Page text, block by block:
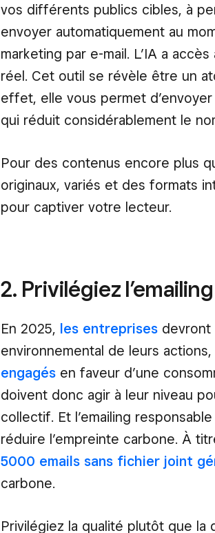
vos différents publics cibles, à
envoyer automatiquement au
marketing par e-mail. L’IA a
réel. Cet outil se révèle être un
effet, elle vous permet
qui réduit considérablement le
Pour des contenus encore plus
originaux, variés et des formats
pour captiver votre lecteur.
2. Privilégiez
En 2025, les entreprises devront
environnemental de leurs actions,
engagés en faveur d’une
doivent donc agir à leur niveau
collectif. Et l’emailing
réduire l’empreinte carbone. À
5000 emails sans fichier joint
carbone.
Privilégiez la qualité plutôt que la